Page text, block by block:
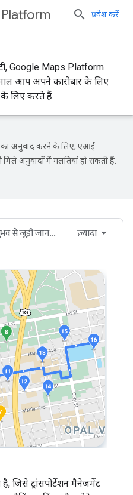
प्रवेश करें
Google Maps Platform
आप अपने कारोबार के लिए
लिए करते हैं.
का अनुवाद करने के लिए, एआई
अनुवादों में गलतियां हो सकती हैं.
ड्राइवर के अनुभव से जुड़ी जानकारी ज़्यादा
जिसे ट्रांसपोर्टेशन मैनेजमेंट